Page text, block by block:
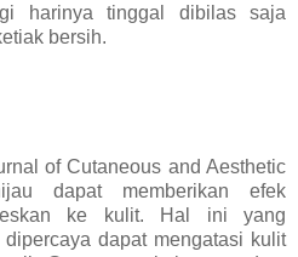
harinya tinggal dibilas saja
bersih.
of Cutaneous and Aesthetic
dapat memberikan efek
ke kulit. Hal ini yang
dapat mengatasi kulit